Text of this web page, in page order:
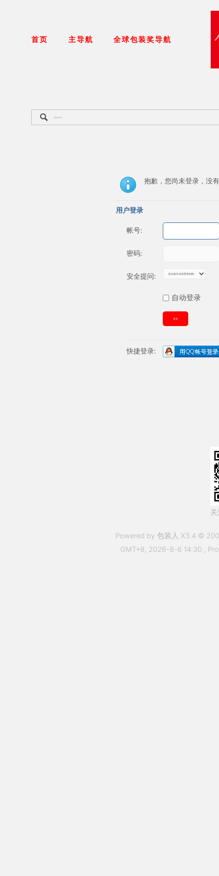
首页 主导航 全球包装奖导航
抱歉，您尚未登录，没
用户登录
帐号:
密码:
安全提问:
自动登录
登录
快捷登录:
Powered by 包装人 X3.4 ©
GMT+8, 2026-8-6 14:30 ,